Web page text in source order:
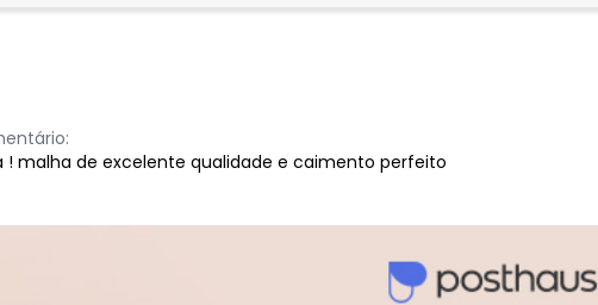
! malha de excelente qualidade e caimento perfeito